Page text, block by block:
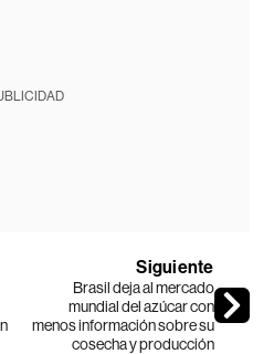
Siguiente
Brasil deja al mercado
mundial del azúcar con
menos información sobre su
cosecha y producción